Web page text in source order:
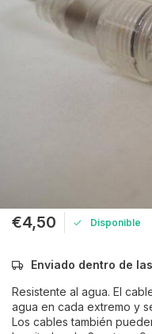
€4,50 Disponible
Enviado dentro de
Resistente al agua. El
agua en cada extremo y
Los cables también